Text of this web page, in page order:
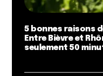
5 bonnes raisons
Entre Bièvre et
seulement 50